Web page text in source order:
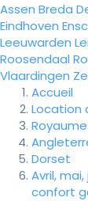
Assen Breda
Eindhoven
Leeuwarden
Roosendaal
Vlaardingen
Accueil
Location
Dorset
Avril,
confort